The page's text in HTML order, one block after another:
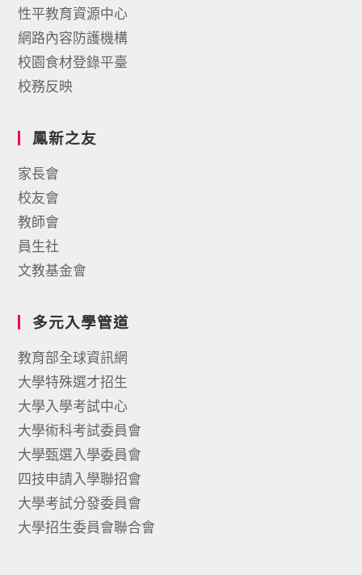
性平教育資源中心
網路內容防護機構
校園食材登錄平臺
校務反映
鳳新之友
家長會
校友會
教師會
員生社
文教基金會
多元入學管道
教育部全球資訊網
大學特殊選才招生
大學入學考試中心
大學術科考試委員會
大學甄選入學委員會
四技申請入學聯招會
大學考試分發委員會
大學招生委員會聯合會